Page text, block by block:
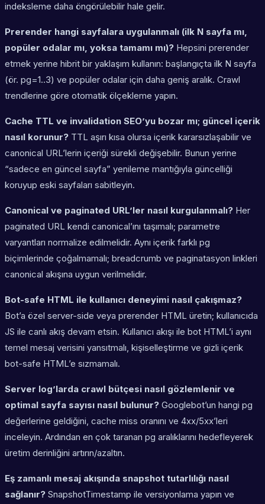
indeksleme daha öngörülebilir hale gelir.
Prerender hangi sayfalara uygulanmalı (ilk N sayfa mı,
popüler odalar mı, yoksa tamamı mı)? Hepsini prerender
etmek yerine hibrit bir yaklaşım kullanın: başlangıçta ilk N sayfa
(ör. pg=1..3) ve popüler odalar için daha geniş aralık. Crawl
trendlerine göre otomatik ölçekleme yapın.
Cache TTL ve invalidation SEO’yu bozar mı; güncel içerik
nasıl korunur? TTL aşırı kısa olursa içerik kararsızlaşabilir ve
canonical URL’lerin içeriği sürekli değişebilir. Bunun yerine
“sadece en güncel sayfa” yenileme mantığıyla güncelliği
koruyup eski sayfaları sabitleyin.
Canonical ve paginated URL’ler nasıl kurgulanmalı? Her
paginated URL kendi canonical’ını taşımalı; parametre
varyantları normalize edilmelidir. Aynı içerik farklı pg
biçimlerinde çoğalmamalı; breadcrumb ve paginatasyon linkleri
canonical akışına uygun verilmelidir.
Bot-safe HTML ile kullanıcı deneyimi nasıl çakışmaz?
Bot’a özel server-side veya prerender HTML üretin; kullanıcıda
JS ile canlı akış devam etsin. Kullanıcı akışı ile bot HTML’i aynı
temel mesaj verisini yansıtmalı, kişiselleştirme ve gizli içerik
bot-safe HTML’e sızmamalı.
Server log’larda crawl bütçesi nasıl gözlemlenir ve
optimal sayfa sayısı nasıl bulunur? Googlebot’un hangi pg
değerlerine geldiğini, cache miss oranını ve 4xx/5xx’leri
inceleyin. Ardından en çok taranan pg aralıklarını hedefleyerek
üretim derinliğini artırın/azaltın.
Eş zamanlı mesaj akışında snapshot tutarlılığı nasıl
sağlanır? SnapshotTimestamp ile versiyonlama yapın ve